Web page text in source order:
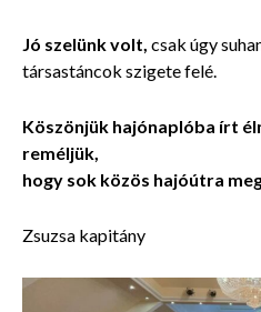
Jó szelünk volt, csak úgy
társastáncok szigete felé.
Köszönjük hajónaplóba írt
reméljük,
hogy sok közös hajóútra
Zsuzsa kapitány